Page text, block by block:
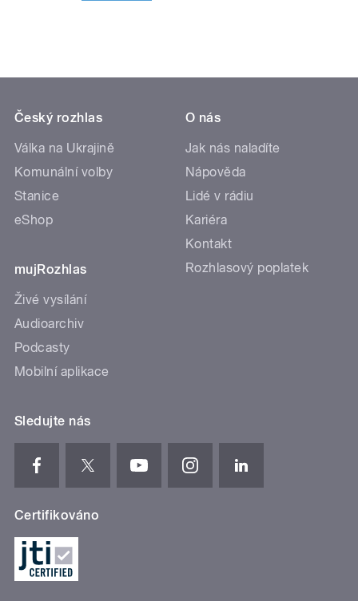
Český rozhlas
Válka na Ukrajině
Komunální volby
Stanice
eShop
mujRozhlas
Živé vysílání
Audioarchiv
Podcasty
Mobilní aplikace
O nás
Jak nás naladíte
Nápověda
Lidé v rádiu
Kariéra
Kontakt
Rozhlasový poplatek
Sledujte nás
Certifikováno